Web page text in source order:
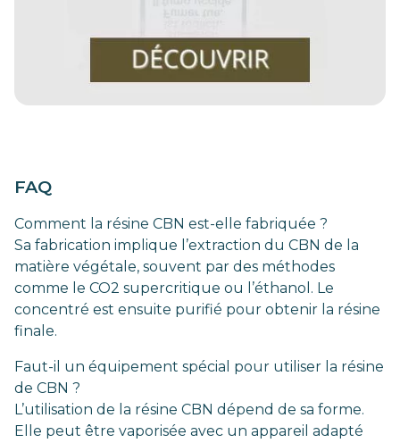
FAQ
Comment la résine CBN est-elle fabriquée ?
Sa fabrication implique l’extraction du CBN de la
matière végétale, souvent par des méthodes
comme le CO2 supercritique ou l’éthanol. Le
concentré est ensuite purifié pour obtenir la résine
finale.
Faut-il un équipement spécial pour utiliser la résine
de CBN ?
L’utilisation de la résine CBN dépend de sa forme.
Elle peut être vaporisée avec un appareil adapté